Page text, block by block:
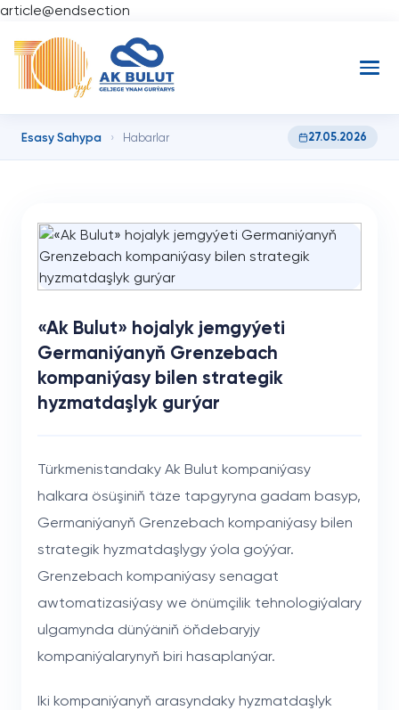
article@endsection
Esasy Sahypa › Habarlar 27.05.2026
«Ak Bulut» hojalyk jemgyýeti
Germaniýanyň Grenzebach
kompaniýasy bilen strategik
hyzmatdaşlyk gurýar
Türkmenistandaky Ak Bulut kompaniýasy
halkara ösüşiniň täze tapgyryna gadam basyp,
Germaniýanyň Grenzebach kompaniýasy bilen
strategik hyzmatdaşlygy ýola goýýar.
Grenzebach kompaniýasy senagat
awtomatizasiýasy we önümçilik tehnologiýalary
ulgamynda dünýäniň öňdebaryjy
kompaniýalarynyň biri hasaplanýar.
Iki kompaniýanyň arasyndaky hyzmatdaşlyk